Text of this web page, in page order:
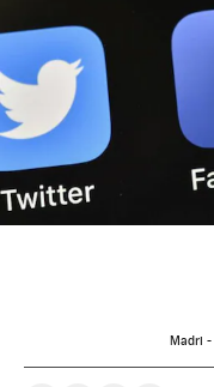
Madri -